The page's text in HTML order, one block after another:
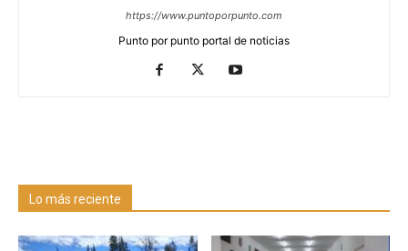
https://www.puntoporpunto.com
Punto por punto portal de noticias
Lo más reciente